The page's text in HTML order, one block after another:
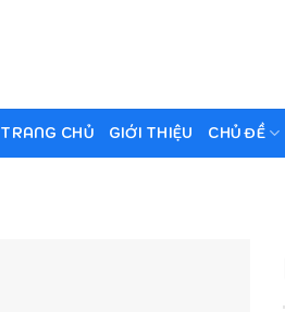
TRANG CHỦ GIỚI THIỆU CHỦ ĐỀ